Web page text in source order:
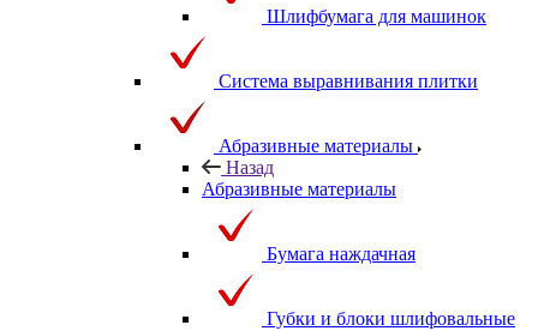
Шлифбумага для машинок
Система выравнивания плитки
Абразивные материалы
Назад
Абразивные материалы
Бумага наждачная
Губки и блоки шлифовальные